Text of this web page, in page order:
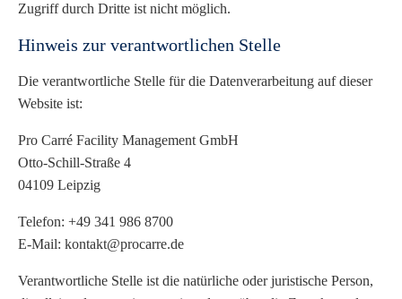
Zugriff durch Dritte ist nicht möglich.
Hinweis zur verantwortlichen Stelle
Die verantwortliche Stelle für die Datenverarbeitung auf dieser
Website ist:
Pro Carré Facility Management GmbH
Otto-Schill-Straße 4
04109 Leipzig
Telefon: +49 341 986 8700
E-Mail: kontakt@procarre.de
Verantwortliche Stelle ist die natürliche oder juristische Person,